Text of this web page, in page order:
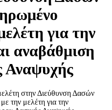
για την
αναβάθμιση
Αναψυχής